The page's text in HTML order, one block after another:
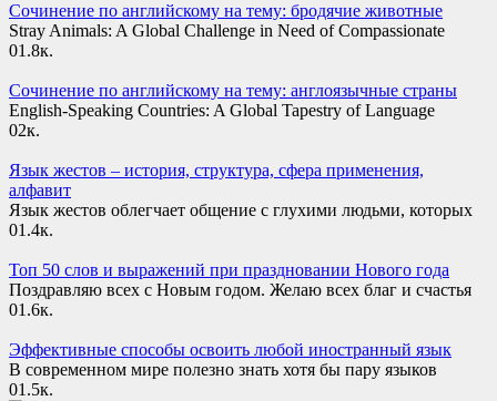
Сочинение по английскому на тему: бродячие животные
Stray Animals: A Global Challenge in Need of Compassionate
01.8к.
Сочинение по английскому на тему: англоязычные страны
English-Speaking Countries: A Global Tapestry of Language
02к.
Язык жестов – история, структура, сфера применения,
алфавит
Язык жестов облегчает общение с глухими людьми, которых
01.4к.
Топ 50 слов и выражений при праздновании Нового года
Поздравляю всех с Новым годом. Желаю всех благ и счастья
01.6к.
Эффективные способы освоить любой иностранный язык
В современном мире полезно знать хотя бы пару языков
01.5к.